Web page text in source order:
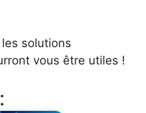
solutions
vous être utiles !